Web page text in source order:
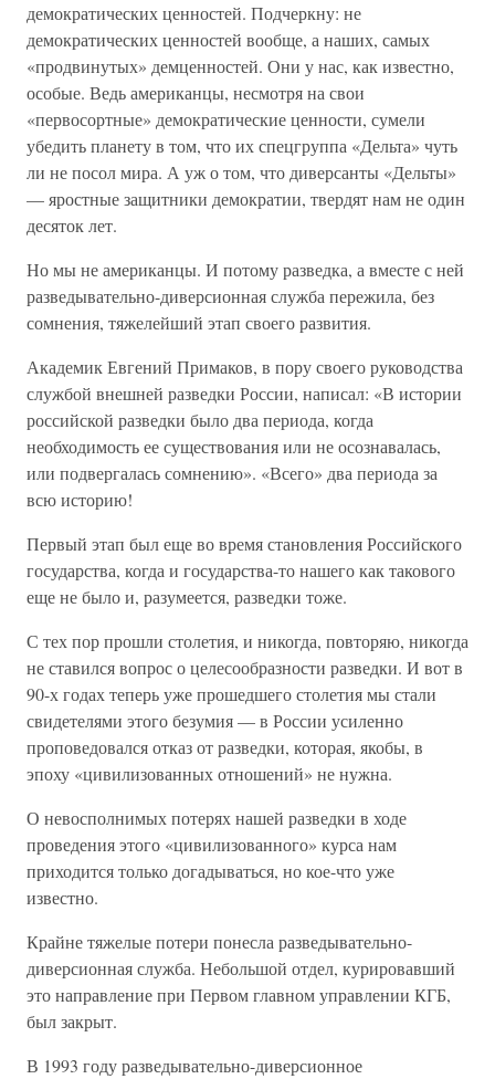
демократических ценностей. Подчеркну: не
демократических ценностей вообще, а наших, самых
«продвинутых» демценностей. Они у нас, как известно,
особые. Ведь американцы, несмотря на свои
«первосортные» демократические ценности, сумели
убедить планету в том, что их спецгруппа «Дельта» чуть
ли не посол мира. А уж о том, что диверсанты «Дельты»
— яростные защитники демократии, твердят нам не один
десяток лет.
Но мы не американцы. И потому разведка, а вместе с ней
разведывательно-диверсионная служба пережила, без
сомнения, тяжелейший этап своего развития.
Академик Евгений Примаков, в пору своего руководства
службой внешней разведки России, написал: «В истории
российской разведки было два периода, когда
необходимость ее существования или не осознавалась,
или подвергалась сомнению». «Всего» два периода за
всю историю!
Первый этап был еще во время становления Российского
государства, когда и государства-то нашего как такового
еще не было и, разумеется, разведки тоже.
С тех пор прошли столетия, и никогда, повторяю, никогда
не ставился вопрос о целесообразности разведки. И вот в
90-х годах теперь уже прошедшего столетия мы стали
свидетелями этого безумия — в России усиленно
проповедовался отказ от разведки, которая, якобы, в
эпоху «цивилизованных отношений» не нужна.
О невосполнимых потерях нашей разведки в ходе
проведения этого «цивилизованного» курса нам
приходится только догадываться, но кое-что уже
известно.
Крайне тяжелые потери понесла разведывательно-
диверсионная служба. Небольшой отдел, курировавший
это направление при Первом главном управлении КГБ,
был закрыт.
В 1993 году разведывательно-диверсионное